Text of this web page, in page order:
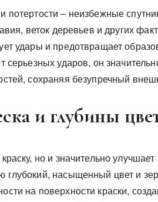
потертости – неизбежные
веток деревьев и других
удары и предотвращает
серьезных ударов, он
сохраняя безупречный
и глубины
но и значительно
глубокий, насыщенный цвет и
на поверхности краски,